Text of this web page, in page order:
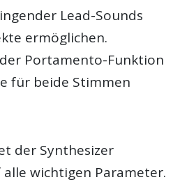
Lead-Sounds
ermöglichen.
Portamento-Funktion
für beide Stimmen
der Synthesizer
wichtigen Parameter.